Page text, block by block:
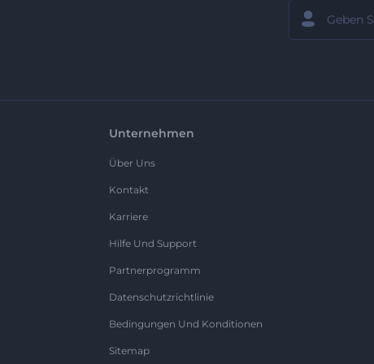
Unternehmen
Über Uns
Kontakt
Karriere
Hilfe Und Support
Partnerprogramm
Datenschutzrichtlinie
Bedingungen Und Konditionen
Sitemap